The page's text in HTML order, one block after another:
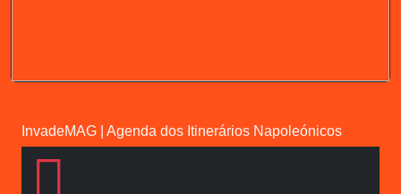
InvadeMAG Agenda dos Itinerários Napoleónicos